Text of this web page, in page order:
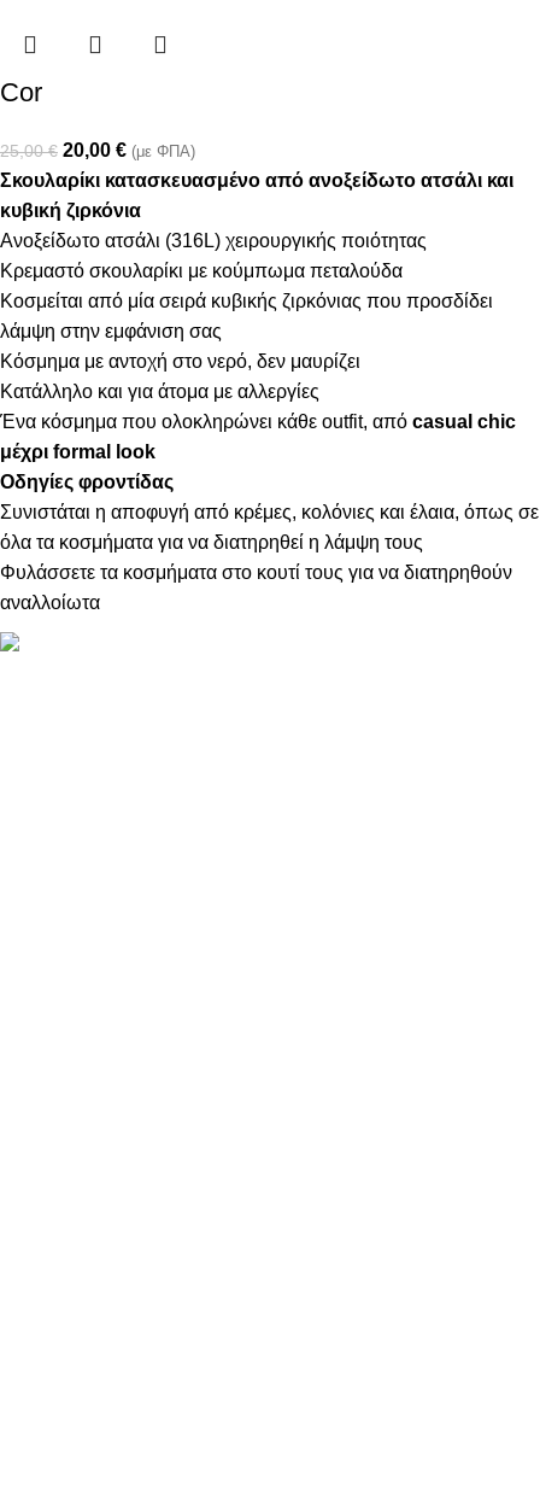
Cor
25,00€ 20,00 € (με ΦΠΑ)
Σκουλαρίκι κατασκευασμένο από ανοξείδωτο ατσάλι και
κυβική ζιρκόνια
Ανοξείδωτο ατσάλι (316L) χειρουργικής ποιότητας
Κρεμαστό σκουλαρίκι με κούμπωμα πεταλούδα
Κοσμείται από μία σειρά κυβικής ζιρκόνιας που προσδίδει
λάμψη στην εμφάνιση σας
Κόσμημα με αντοχή στο νερό, δεν μαυρίζει
Κατάλληλο και για άτομα με αλλεργίες
Ένα κόσμημα που ολοκληρώνει κάθε outfit, από casual chic
μέχρι formal look
Οδηγίες φροντίδας
Συνιστάται η αποφυγή από κρέμες, κολόνιες και έλαια, όπως σε
όλα τα κοσμήματα για να διατηρηθεί η λάμψη τους
Φυλάσσετε τα κοσμήματα στο κουτί τους για να διατηρηθούν
αναλλοίωτα